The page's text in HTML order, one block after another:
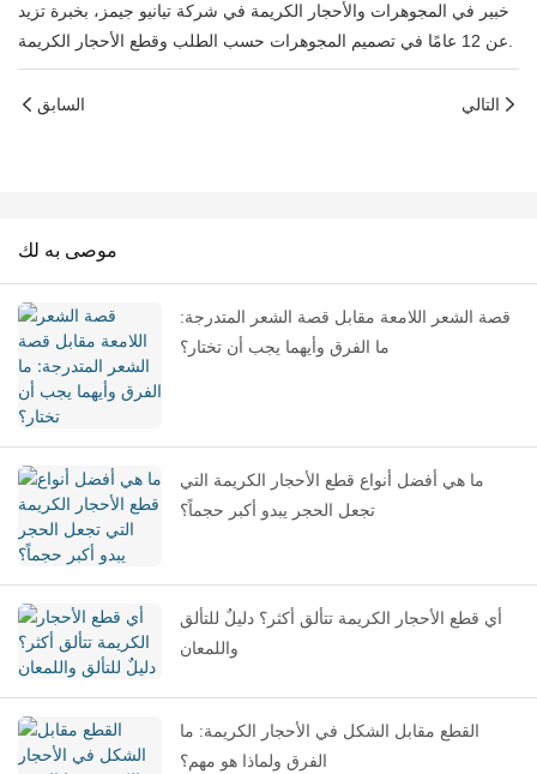
خبير في المجوهرات والأحجار الكريمة في شركة تيانيو جيمز، بخبرة تزيد
عن 12 عامًا في تصميم المجوهرات حسب الطلب وقطع الأحجار الكريمة.
السابق التالي
موصى به لك
قصة الشعر اللامعة مقابل قصة الشعر المتدرجة:
ما الفرق وأيهما يجب أن تختار؟
ما هي أفضل أنواع قطع الأحجار الكريمة التي
تجعل الحجر يبدو أكبر حجماً؟
أي قطع الأحجار الكريمة تتألق أكثر؟ دليلٌ للتألق
واللمعان
القطع مقابل الشكل في الأحجار الكريمة: ما
الفرق ولماذا هو مهم؟